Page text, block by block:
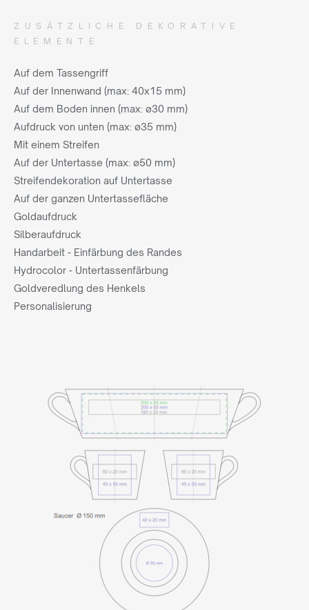
ZUSÄTZLICHE DEKORATIVE
ELEMENTE
Auf dem Tassengriff
Auf der Innenwand (max: 40x15 mm)
Auf dem Boden innen (max: ø30 mm)
Aufdruck von unten (max: ø35 mm)
Mit einem Streifen
Auf der Untertasse (max: ø50 mm)
Streifendekoration auf Untertasse
Auf der ganzen Untertassefläche
Goldaufdruck
Silberaufdruck
Handarbeit - Einfärbung des Randes
Hydrocolor - Untertassenfärbung
Goldveredlung des Henkels
Personalisierung